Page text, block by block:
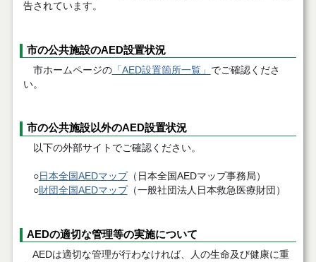
告されています。
市の公共施設のAED設置状況
市ホームページの「AED設置箇所一覧」 でご確認くださ
い。
市の公共施設以外のAED設置状況
以下の外部サイトでご確認ください。
○日本全国AEDマップ（日本全国AEDマップ事務局）
○財団全国AEDマップ（一般社団法人日本救急医療財団）
AEDの適切な管理等の実施について
AEDは適切な管理が行わなければ、人の生命及び健康に重